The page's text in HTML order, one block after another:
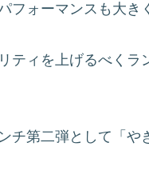
ォーマンスも大き
ティを上げるべくラ
第二弾として「や